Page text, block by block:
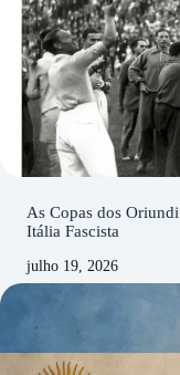
As Copas dos
Itália Fascista
julho 19, 2026